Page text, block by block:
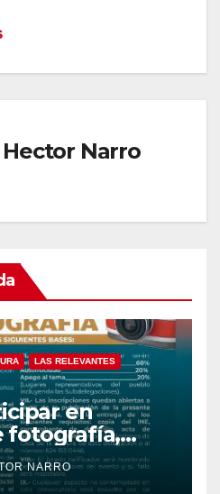
Hector Narro
LAS RELEVANTES
en
fotografía,
de las Fiestas
Ribera 2026
NARRO